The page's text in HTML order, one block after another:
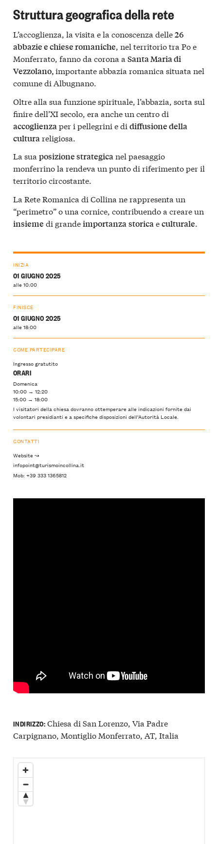
Struttura geografica della rete
L’accoglienza, la visita e la conoscenza delle26
abbazie e chiese romaniche, nel territorio tra Po e
Monferrato, fanno da corona a Santa Maria di
Vezzolano,importante abbazia romanica situata nel
comune di Albugnano.
Oltre alla sua funzione spirituale, l’abbazia, sorta sul
finire dell’XI secolo, era anche un centro di
accoglienzaper i pellegrini e di diffusione della
culturareligiosa.
La sua posizione strategicanel paesaggio
monferrino la rendeva un punto di riferimento per il
territorio circostante.
La Rete Romanica di Collina ne rappresenta un
“perimetro” o una cornice, contribuendo a creare un
insieme di grandeimportanzastoricaeculturale.
INIZIA
01 GIUGNO 2025
alle 10:00
FINISCE
01 GIUGNO 2025
alle 18:00
COME PARTECIPARE
Ingresso gratutito
ORARI
Domenica
10:00 → 12:20
15:00 → 18:00
I visitatori della chiesa dovranno ottemperare alle indicazioni fornite dai
volontari presidianti e a specifiche disposizioni dell’Autorità Locale.
CONTATTI
Website ↝
infopoint@turismoincollina.it
Mob: +39 333 1365812
INDIRIZZO:Chiesa di San Lorenzo, Via Padre
Carpignano, Montiglio Monferrato, AT, Italia